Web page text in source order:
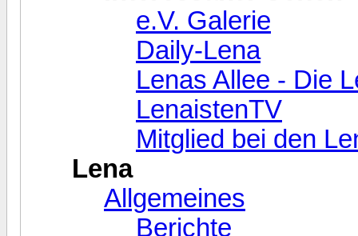
e.V. Galerie
Daily-Lena
Lenas Allee - Die
LenaistenTV
Mitglied bei den
Lena
Allgemeines
Berichte